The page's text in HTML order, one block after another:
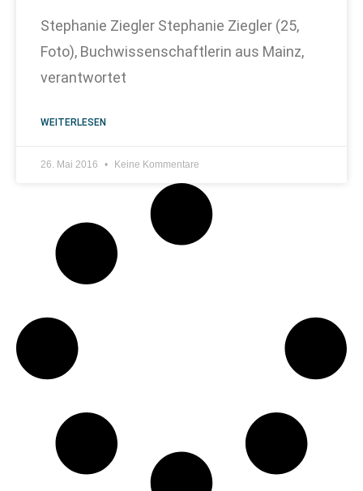
Stephanie Ziegler Stephanie Ziegler (25,
Foto), Buchwissenschaftlerin aus Mainz,
verantwortet
WEITERLESEN
26. Mai 2016 Keine Kommentare